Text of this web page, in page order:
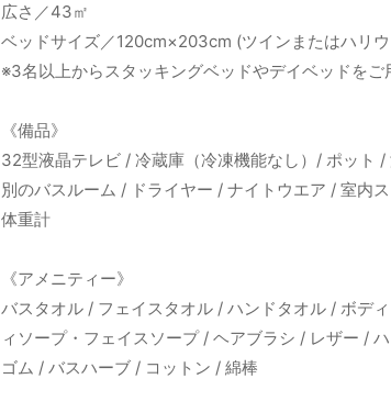
広さ／43㎡
ベッドサイズ／120cm×203cm (ツインまたはハリ
※3名以上からスタッキングベッドやデイベッドをご
《備品》
32型液晶テレビ / 冷蔵庫（冷凍機能なし）/ ポット
別のバスルーム / ドライヤー / ナイトウエア / 室内
体重計
《アメニティー》
バスタオル / フェイスタオル / ハンドタオル / ボデ
ィソープ・フェイスソープ / ヘアブラシ / レザー /
ゴム / バスハーブ / コットン / 綿棒